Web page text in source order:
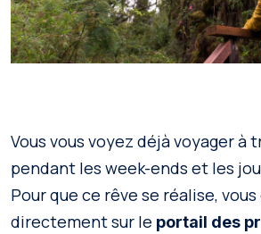
Vous vous voyez déjà voyager à
pendant les week-ends et les
Pour que ce rêve se réalise,
directement sur le portail des